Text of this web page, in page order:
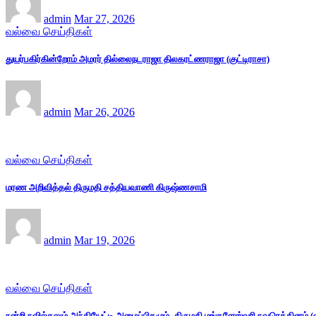
admin Mar 27, 2026
வல்வை செய்திகள்
துயர்பகிர்கின்றோம் அமரர் தில்லைநடராஜா திலகரட்ணராஜா (குட்டிராசா)
admin Mar 26, 2026
வல்வை செய்திகள்
மரண அறிவித்தல் திருமதி சத்தியவாணி கிருஷ்ணசாமி
admin Mar 19, 2026
வல்வை செய்திகள்